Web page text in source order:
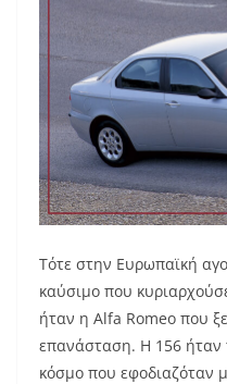
Τότε στην Ευρωπαϊκή
καύσιμο που
ήταν η Alfa Romeo που
επανάσταση. Η 156 ήταν
κόσμο που εφοδιαζόταν